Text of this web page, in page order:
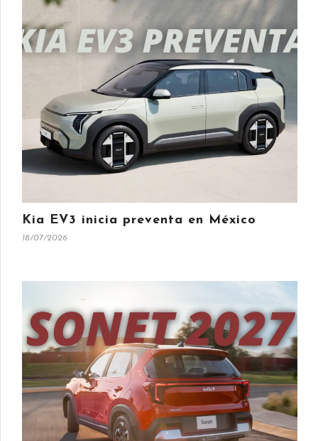
Kia EV3 inicia preventa en México
18/07/2026